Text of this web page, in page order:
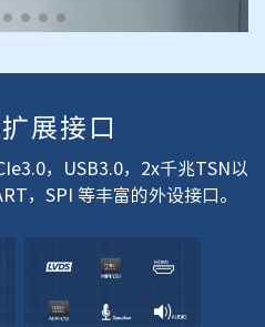
展接口
，USB3.0，2x千兆TSN以
，SPI 等丰富的外设接口。